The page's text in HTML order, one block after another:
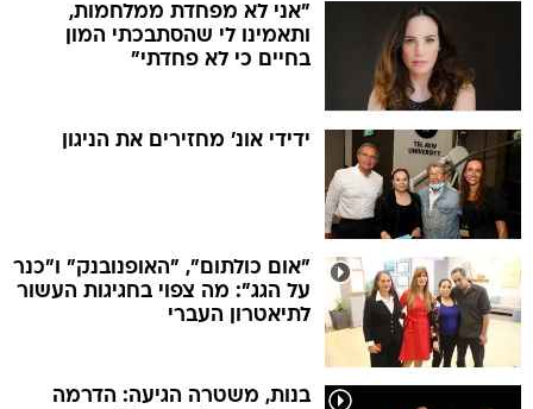
"אני לא מפחדת ממלחמות,
ותאמינו לי שהסתבכתי המון
בחיים כי לא פחדתי"
ידידי אונ' מחזירים את הניגון
"אום כולתום", "האופנובנק" ו"כנר
על הגג": מה צפוי בחגיגות העשור
לתיאטרון העברי
בנות, משטרה הגיעה: הדרמה